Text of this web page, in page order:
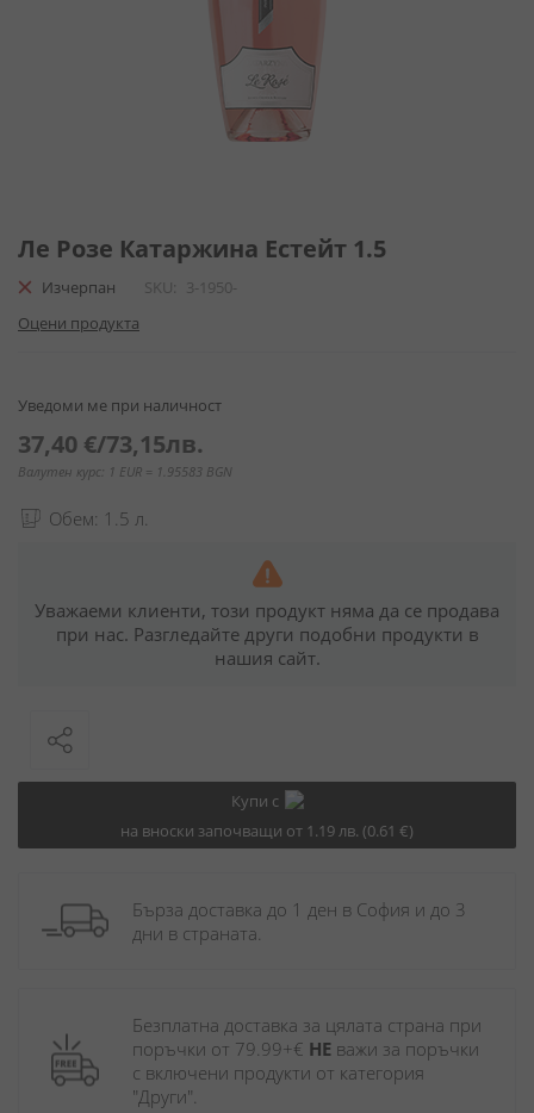
към
на
галерия
със
Ле Розе Катаржина Естейт 1.5
Изчерпан SKU
3-1950-
Оцени продукта
Уведоми ме при наличност
37,40 €/73,15лв.
Валутен курс: 1 EUR = 1.95583 BGN
Обем: 1.5 л.
Уважаеми клиенти, този продукт няма да се продава
при нас. Разгледайте други подобни продукти в
нашия сайт.
Купи с
на вноски започващи от 1.19 лв. (0.61 €)
Бърза доставка до 1 ден в София и до 3
дни в страната.
Безплатна доставка за цялата страна при
поръчки от 79.99+€ НЕ важи за поръчки
с включени продукти от категория
"Други".